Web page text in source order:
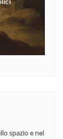
spazio e nel